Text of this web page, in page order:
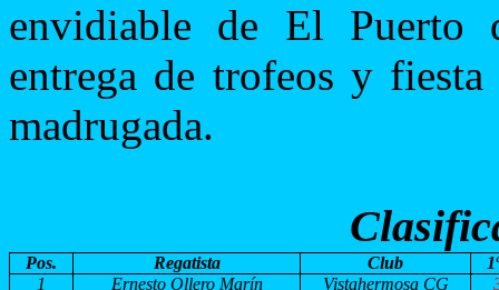
envidiable de El Puerto
entrega de trofeos y
madrugada.
Pos. Regatista Club
1
Ernesto Ollero Marín Vistahermosa CG